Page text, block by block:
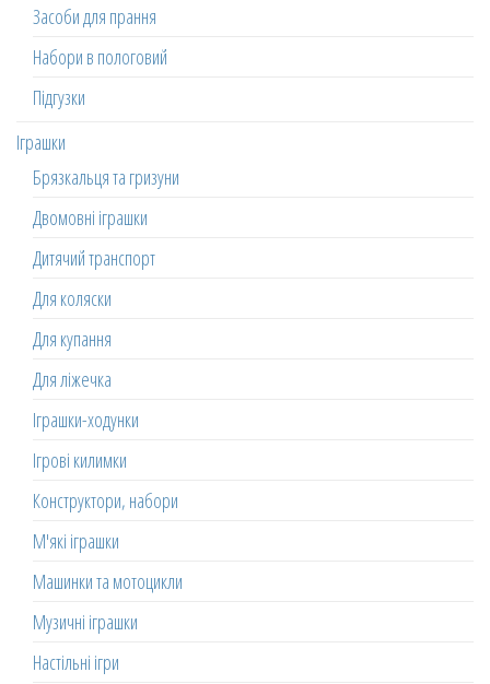
Засоби для прання
Набори в пологовий
Підгузки
Іграшки
Брязкальця та гризуни
Двомовні іграшки
Дитячий транспорт
Для коляски
Для купання
Для ліжечка
Іграшки-ходунки
Ігрові килимки
Конструктори, набори
М'які іграшки
Машинки та мотоцикли
Музичні іграшки
Настільні ігри